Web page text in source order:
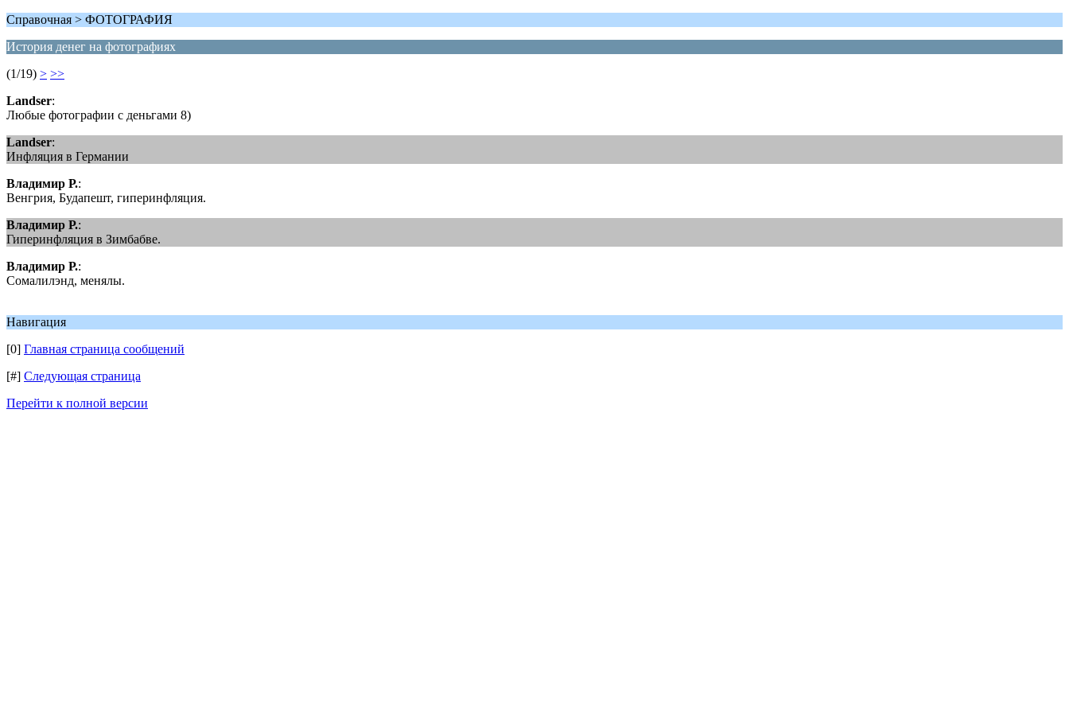
Справочная > ФОТОГРАФИЯ
История денег на фотографиях
(1/19) > >>
Landser:
Любые фотографии с деньгами 8)
Landser:
Инфляция в Германии
Владимир Р.:
Венгрия, Будапешт, гиперинфляция.
Владимир Р.:
Гиперинфляция в Зимбабве.
Владимир Р.:
Сомалилэнд, менялы.
Навигация
[0] Главная страница сообщений
[#] Следующая страница
Перейти к полной версии